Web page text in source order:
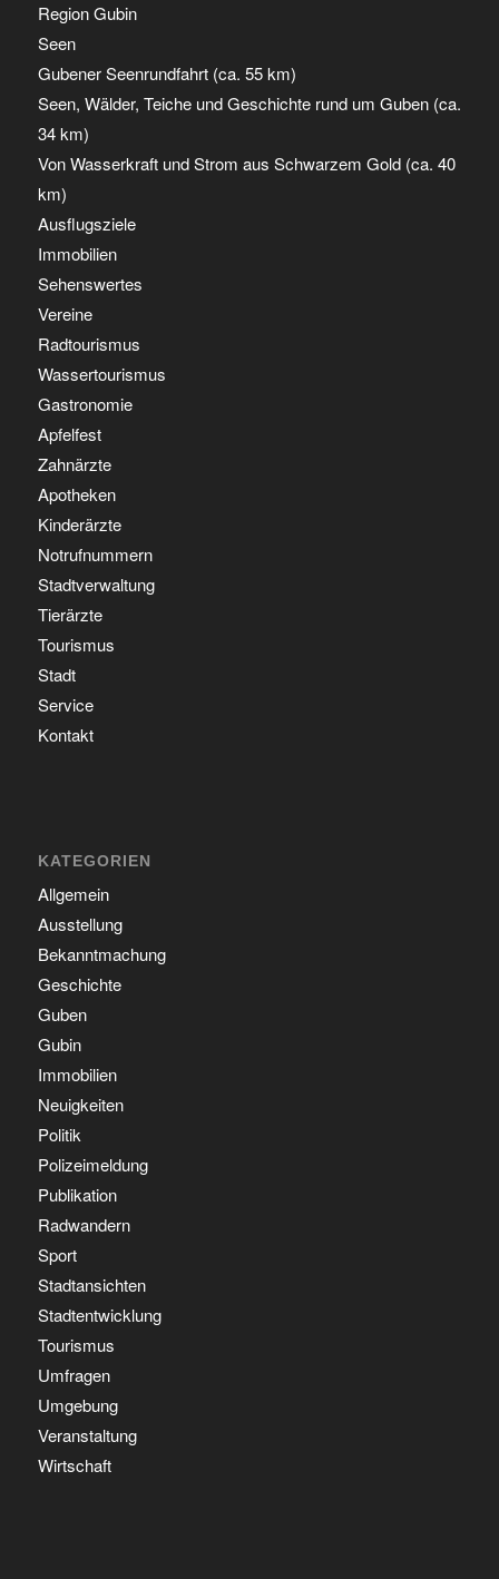
Region Gubin
Seen
Gubener Seenrundfahrt (ca. 55 km)
Seen, Wälder, Teiche und Geschichte rund um Guben (ca.
34 km)
Von Wasserkraft und Strom aus Schwarzem Gold (ca. 40
km)
Ausflugsziele
Immobilien
Sehenswertes
Vereine
Radtourismus
Wassertourismus
Gastronomie
Apfelfest
Zahnärzte
Apotheken
Kinderärzte
Notrufnummern
Stadtverwaltung
Tierärzte
Tourismus
Stadt
Service
Kontakt
KATEGORIEN
Allgemein
Ausstellung
Bekanntmachung
Geschichte
Guben
Gubin
Immobilien
Neuigkeiten
Politik
Polizeimeldung
Publikation
Radwandern
Sport
Stadtansichten
Stadtentwicklung
Tourismus
Umfragen
Umgebung
Veranstaltung
Wirtschaft